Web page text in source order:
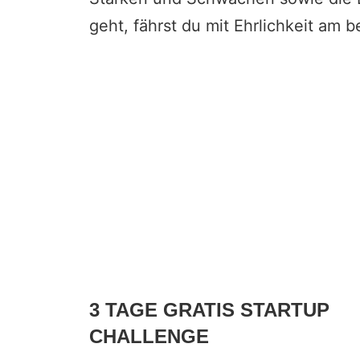
geht, fährst du mit Ehrlichkeit am
3 TAGE GRATIS STARTUP
CHALLENGE